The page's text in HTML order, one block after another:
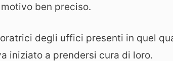
ben preciso.
degli uffici presenti in quel
iniziato a prendersi cura di loro.